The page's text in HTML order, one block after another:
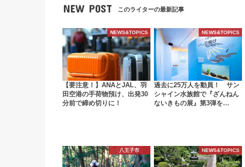
NEW POST このライターの最新記事
NEWS&TOPICS
【要注意！】ANAとJAL、羽
田空港の手荷物預け、出発30
分前で締め切りに！
NEWS&TOPICS
過去に25万人を動員！ サン
シャイン水族館で『ざんねん
ないきもの展』第3弾を…
八王子市 NEWS&TOPICS